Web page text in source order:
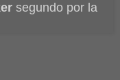
segundo por la